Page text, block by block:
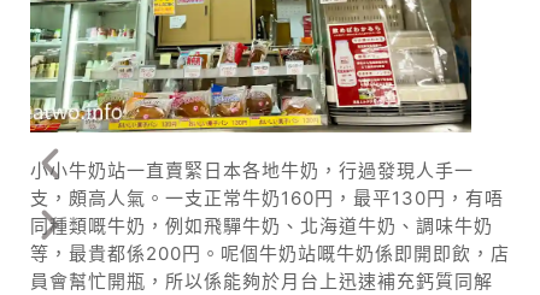
小小牛奶站一直賣緊日本各地牛奶，行過發現人手一
支，頗高人氣。一支正常牛奶160円，最平130円，有唔
同種類嘅牛奶，例如飛驒牛奶、北海道牛奶、調味牛奶
等，最貴都係200円。呢個牛奶站嘅牛奶係即開即飲，店
員會幫忙開瓶，所以係能夠於月台上迅速補充鈣質同解